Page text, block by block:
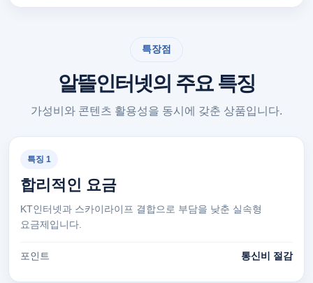
특장점
알뜰인터넷의 주요 특징
가성비와 콘텐츠 활용성을 동시에 갖춘 상품입니다.
특징 1
합리적인 요금
KT인터넷과 스카이라이프 결합으로 부담을 낮춘 실속형
요금제입니다.
포인트 통신비 절감